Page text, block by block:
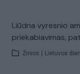
Liūdna vyresnio
priekabiavimas,
Žinios Lietuvos